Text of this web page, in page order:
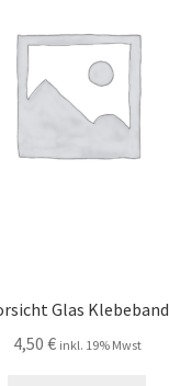
Glas Klebeband
4,50 € inkl. 19% Mwst